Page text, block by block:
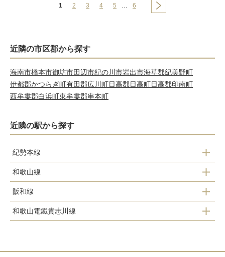
1 2 3 4 5 … 6
近隣の市区郡から探す
海南市橋本市御坊市田辺市紀の川市岩出市海草郡紀美野町
伊都郡かつらぎ町有田郡広川町日高郡日高町日高郡印南町
西牟婁郡白浜町東牟婁郡串本町
近隣の駅から探す
紀勢本線
黒江
紀三井寺
宮前
紀和
和歌山線
布施屋
千旦
和歌山
阪和線
紀伊
和歌山電鐵貴志川線